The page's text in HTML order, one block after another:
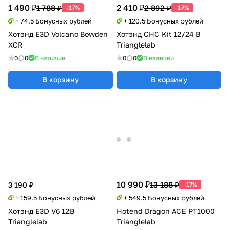
1 490 ₽1 788 ₽ -17%
+ 74.5 Бонусных рублей
Хотэнд E3D Volcano Bowden
XCR
0 0 В наличии
В корзину
2 410 ₽2 892 ₽ -17%
+ 120.5 Бонусных рублей
Хотэнд CHC Kit 12/24 В
Trianglelab
0 0 В наличии
В корзину
3 190 ₽
+ 159.5 Бонусных рублей
Хотэнд E3D V6 12В
Trianglelab
10 990 ₽13 188 ₽ -17%
+ 549.5 Бонусных рублей
Hotend Dragon ACE PT1000
Trianglelab